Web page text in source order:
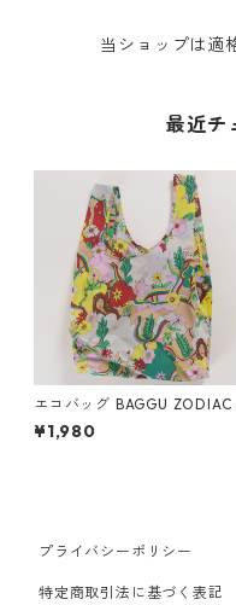
当ショップは適
最近チ
エコバッグ BAGGU ZODIAC
TANDARD スタンダードバグ
ゥ バグー 星座 乙女座 おとめ
¥1,980
プライバシーポリシー
特定商取引法に基づく表記